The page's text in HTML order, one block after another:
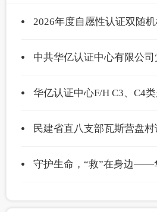
2026年度自愿性认证双随
华亿认证中心F/H C3、C4